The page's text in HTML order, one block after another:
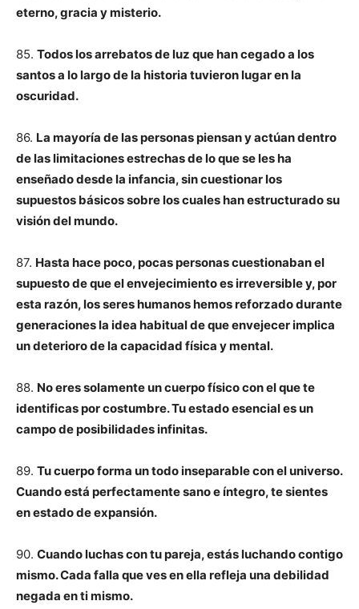
eterno, gracia y misterio.
85. Todos los arrebatos de luz que han cegado a los
santos a lo largo de la historia tuvieron lugar en la
oscuridad.
86. La mayoría de las personas piensan y actúan dentro
de las limitaciones estrechas de lo que se les ha
enseñado desde la infancia, sin cuestionar los
supuestos básicos sobre los cuales han estructurado su
visión del mundo.
87. Hasta hace poco, pocas personas cuestionaban el
supuesto de que el envejecimiento es irreversible y, por
esta razón, los seres humanos hemos reforzado durante
generaciones la idea habitual de que envejecer implica
un deterioro de la capacidad física y mental.
88. No eres solamente un cuerpo físico con el que te
identificas por costumbre. Tu estado esencial es un
campo de posibilidades infinitas.
89. Tu cuerpo forma un todo inseparable con el universo.
Cuando está perfectamente sano e íntegro, te sientes
en estado de expansión.
90. Cuando luchas con tu pareja, estás luchando contigo
mismo. Cada falla que ves en ella refleja una debilidad
negada en ti mismo.